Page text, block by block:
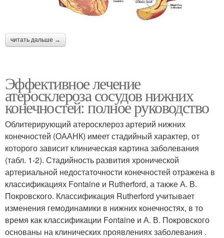
читать дальше →
Эффективное лечение
атеросклероза сосудов нижних
конечностей: полное руководство
Облитерирующий атеросклероз артерий нижних
конечностей (ОААНК) имеет стадийный характер, от
которого зависит клиническая картина заболевания
(табл. 1-2). Стадийность развития хронической
артериальной недостаточности конечностей отражена в
классификациях Fontaine и Rutherford, а также А. В.
Покровского. Классификация Rutherford учитывает
изменения гемодинамики в нижних конечностях, в то
время как классификации Fontaine и А. В. Покровского
основаны на клинических проявлениях заболевания .